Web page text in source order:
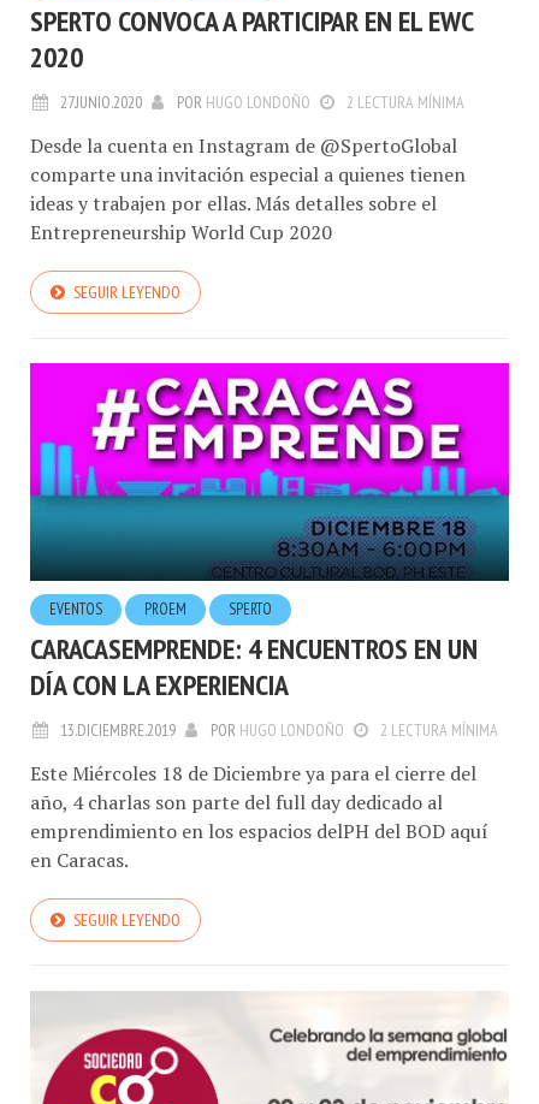
SPERTO CONVOCA A PARTICIPAR EN EL EWC
2020
27.JUNIO.2020 POR HUGO LONDOÑO 2 LECTURA MÍNIMA
Desde la cuenta en Instagram de @SpertoGlobal
comparte una invitación especial a quienes tienen
ideas y trabajen por ellas. Más detalles sobre el
Entrepreneurship World Cup 2020
SEGUIR LEYENDO
EVENTOS PROEM SPERTO
CARACASEMPRENDE: 4 ENCUENTROS EN UN
DÍA CON LA EXPERIENCIA
13.DICIEMBRE.2019 POR HUGO LONDOÑO 2 LECTURA MÍNIMA
Este Miércoles 18 de Diciembre ya para el cierre del
año, 4 charlas son parte del full day dedicado al
emprendimiento en los espacios delPH del BOD aquí
en Caracas.
SEGUIR LEYENDO